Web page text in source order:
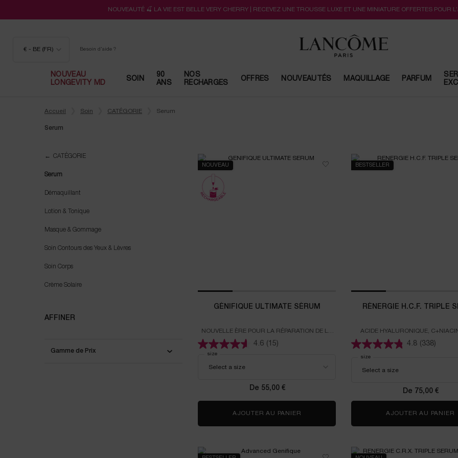
NOUVEAUTÉ 🍒 LA VIE EST BELLE VERY CHERRY | RECEVEZ UNE TROUSSE LUXE ET UNE MINIATURE OFFERTES POUR
€ - BE (FR) Besoin d'aide ?
NOUVEAU
LONGEVITY MD
SOIN
90
ANS
NOS
RECHARGES
OFFRES NOUVEAUTÉS MAQUILLAGE PARFUM
Accueil
Soin CATÉGORIE Serum
Serum
CATÉGORIE
Serum
Démaquillant
Lotion & Tonique
Masque & Gommage
Soin Contours des Yeux & Lèvres
Soin Corps
Crème Solaire
AFFINER
Gamme de Prix
NOUVEAU
GÉNIFIQUE ULTIMATE SÉRUM
NOUVELLE ÈRE POUR LA RÉPARATION DE LA
PEAU 1 RÉPARE LES DOMMAGES VISIBLES DE
L’ÂGE DÈS 1 SEMAINE 2
4.6 (15)
Select a
size
De 55,00 €
AJOUTER AU PANIER GÉNIFIQUE ULTIMATE SÉRUM
BESTSELLER
RÉNERGIE H.C.F. TRIPLE
ACIDE HYALURONIQUE,
ACIDE FÉRULIQUE
4.8 (338)
Select a
size
De 75,00 €
AJOUTER AU PANIER